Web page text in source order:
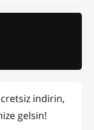
indirin,
gelsin!